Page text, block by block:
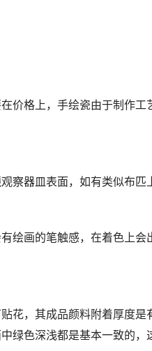
价格上，手绘瓷由于制作
察器皿表面，如有类似布匹
绘画的笔触感，在着色上
花，其成品颜料附着厚度
绿色深浅都是基本一致的，